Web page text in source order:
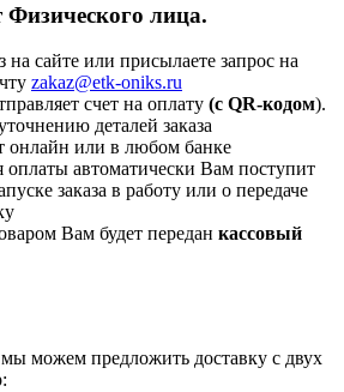
Физического лица.
на сайте или присылаете запрос на
zakaz@etk-oniks.ru
счет на оплату (с QR-кодом).
деталей заказа
онлайн или в любом банке
оплаты автоматически Вам поступит
заказа в работу или о передаче
Вам будет передан кассовый
можем предложить доставку с двух